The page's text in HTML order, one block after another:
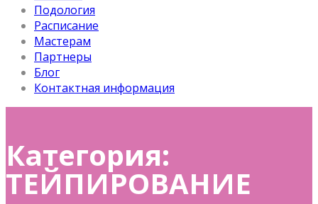
Подология
Расписание
Мастерам
Партнеры
Блог
Контактная информация
Категория:
ТЕЙПИРОВАНИЕ